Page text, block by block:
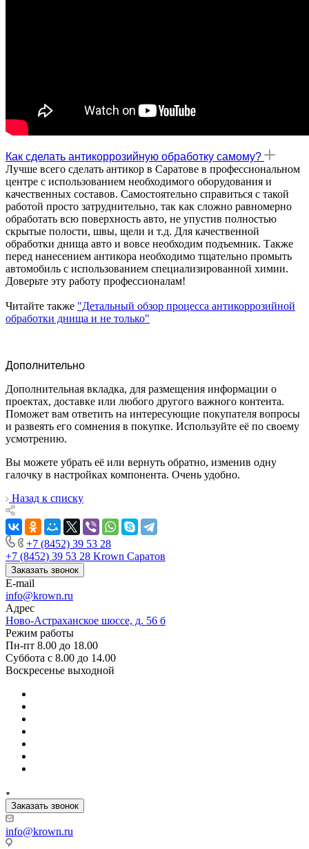
Как сделать антикоррозийную обработку самому?
Лучше всего сделать антикор в Саратове в профессиональном
центре с использованием необходимого оборудования и
качественных составов. Самостоятельно справиться с такой
работой просто затруднительно, так как сложно равномерно
обработать всю поверхность авто, не упустив полностью
скрытые полости, швы, щели и т.д. Для качественной
обработки днища авто и вовсе необходим подъемник. Также
перед нанесением антикора необходимо тщательно промыть
автомобиль с использованием специализированной химии.
Доверьте эту работу профессионалам!
Читайте также "Детальный обзор процесса антикоррозийной
обработки днища и не только"
Дополнительно
Дополнительная вкладка, для размещения информации о
проектах, доставке или любого другого важного контента.
Поможет вам ответить на интересующие покупателя вопросы
и развеять его сомнения в покупке. Используйте её по своему
усмотрению.
Вы можете убрать её или вернуть обратно, изменив одну
галочку в настройках компонента. Очень удобно.
Назад к списку
+7 (8452) 39 53 28
+7 (8452) 39 53 28 Krown Саратов
Заказать звонок
E-mail
info@krown.ru
Адрес
Ново-Астраханское шоссе, д. 56 б
Режим работы
Пн-пт 8.00 до 18.00
Суббота с 8.00 до 14.00
Воскресенье выходной
Заказать звонок
info@krown.ru